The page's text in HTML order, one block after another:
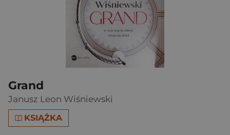
Grand
Janusz Leon Wiśniewski
KSIĄŻKA